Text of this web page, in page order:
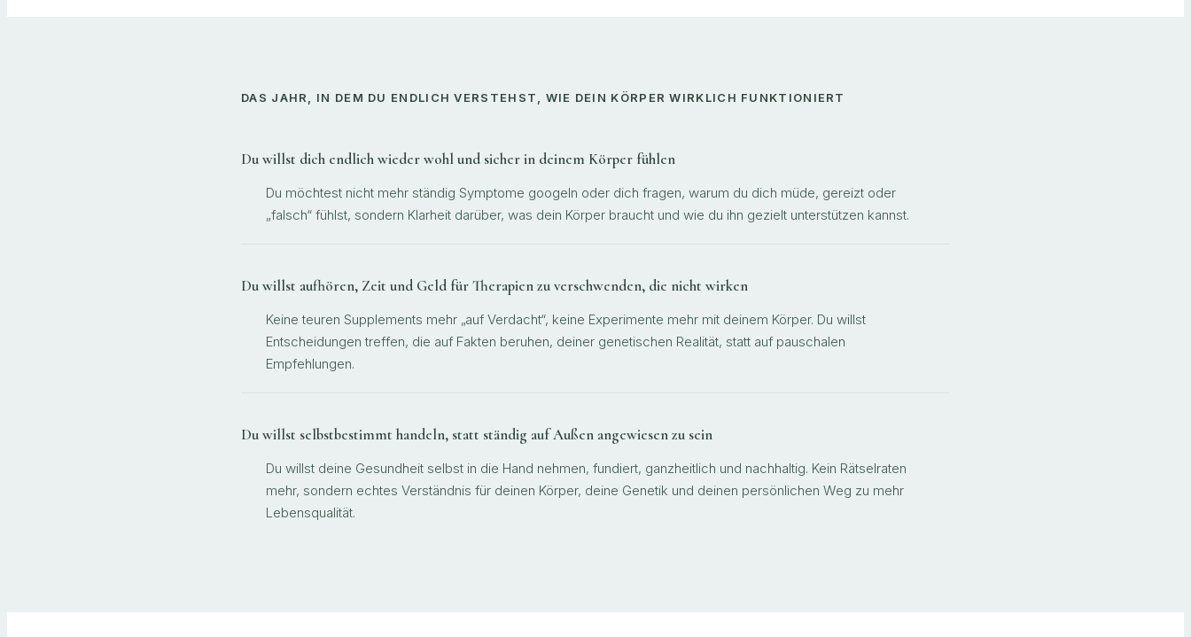
DAS JAHR, IN DEM DU ENDLICH VERSTEHST, WIE DEIN KÖRPER WIRKLICH FUNKTIONIERT
Du willst dich endlich wieder wohl und sicher in deinem Körper fühlen
Du möchtest nicht mehr ständig Symptome googeln oder dich fragen, warum du dich müde, gereizt oder
„falsch“ fühlst, sondern Klarheit darüber, was dein Körper braucht und wie du ihn gezielt unterstützen kannst.
Du willst aufhören, Zeit und Geld für Therapien zu verschwenden, die nicht wirken
Keine teuren Supplements mehr „auf Verdacht“, keine Experimente mehr mit deinem Körper. Du willst
Entscheidungen treffen, die auf Fakten beruhen, deiner genetischen Realität, statt auf pauschalen
Empfehlungen.
Du willst selbstbestimmt handeln, statt ständig auf Außen angewiesen zu sein
Du willst deine Gesundheit selbst in die Hand nehmen, fundiert, ganzheitlich und nachhaltig. Kein Rätselraten
mehr, sondern echtes Verständnis für deinen Körper, deine Genetik und deinen persönlichen Weg zu mehr
Lebensqualität.